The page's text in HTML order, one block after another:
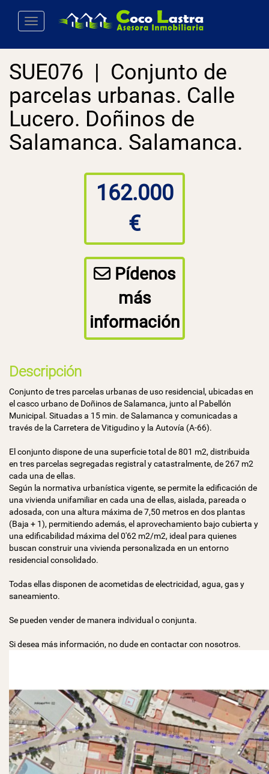
Toggle navigation
SUE076 | Conjunto de
parcelas urbanas. Calle
Lucero. Doñinos de
Salamanca. Salamanca.
162.000
€
Pídenos
más
información
Descripción
Conjunto de tres parcelas urbanas de uso residencial, ubicadas en
el casco urbano de Doñinos de Salamanca, junto al Pabellón
Municipal. Situadas a 15 min. de Salamanca y comunicadas a
través de la Carretera de Vitigudino y la Autovía (A-66).
El conjunto dispone de una superficie total de 801 m2, distribuida
en tres parcelas segregadas registral y catastralmente, de 267 m2
cada una de ellas.
Según la normativa urbanística vigente, se permite la edificación de
una vivienda unifamiliar en cada una de ellas, aislada, pareada o
adosada, con una altura máxima de 7,50 metros en dos plantas
(Baja + 1), permitiendo además, el aprovechamiento bajo cubierta y
una edificabilidad máxima del 0'62 m2/m2, ideal para quienes
buscan construir una vivienda personalizada en un entorno
residencial consolidado.
Todas ellas disponen de acometidas de electricidad, agua, gas y
saneamiento.
Se pueden vender de manera individual o conjunta.
Si desea más información, no dude en contactar con nosotros.